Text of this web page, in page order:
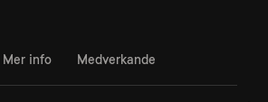
Mer info Medverkande